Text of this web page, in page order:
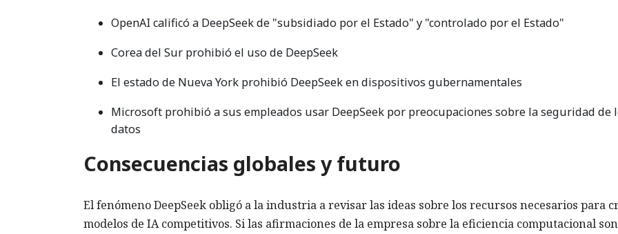
OpenAI calificó a DeepSeek de "subsidiado por el Estado" y "controlado por el Estado"
Corea del Sur prohibió el uso de DeepSeek
El estado de Nueva York prohibió DeepSeek en dispositivos gubernamentales
Microsoft prohibió a sus empleados usar DeepSeek por preocupaciones sobre la seguridad de
datos
Consecuencias globales y futuro
El fenómeno DeepSeek obligó a la industria a revisar las ideas sobre los recursos necesarios para
modelos de IA competitivos. Si las afirmaciones de la empresa sobre la eficiencia computacional son